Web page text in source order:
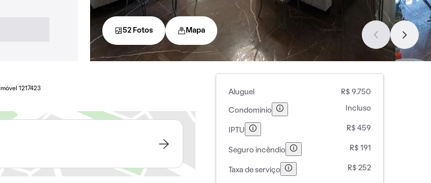
52 Fotos Mapa
Imóvel 1217423 Aluguel R$ 9.750
Condomínio Incluso
IPTU R$ 459
Seguro incêndio R$ 191
Taxa de serviço R$ 252